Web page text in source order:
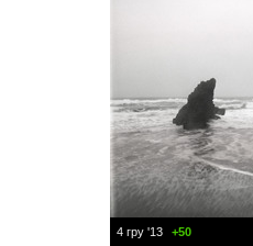
4 гру '13 +50